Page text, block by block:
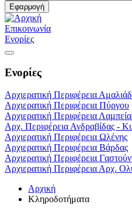
Επικοινωνία
Ενορίες
Ενορίες
Αρχιερατική Περιφέρεια
Αρχιερατική Περιφέρεια Πύργου
Αρχιερατική Περιφέρεια
Αρχ. Περιφέρεια Ανδραβίδας -
Αρχιερατική Περιφέρεια Ωλένης
Αρχιερατική Περιφέρεια Βάρδας
Αρχιερατική Περιφέρεια
Αρχιερατική Περιφέρεια Αρχ.
Αρχική
Κληροδοτήματα